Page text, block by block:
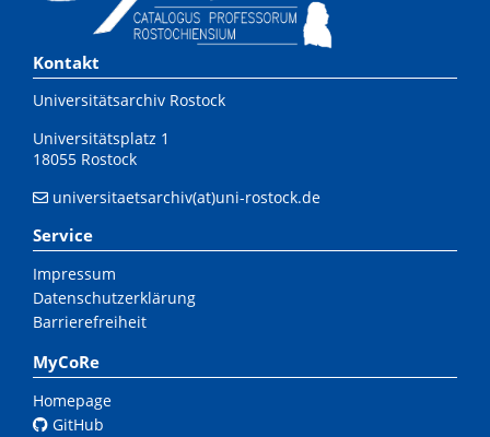
Kontakt
Universitätsarchiv Rostock
Universitätsplatz 1
18055 Rostock
universitaetsarchiv(at)uni-rostock.de
Service
Impressum
Datenschutzerklärung
Barrierefreiheit
MyCoRe
Homepage
GitHub